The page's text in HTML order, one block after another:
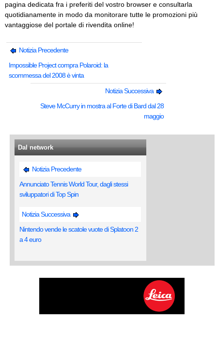
pagina dedicata fra i preferiti del vostro browser e consultarla
quotidianamente in modo da monitorare tutte le promozioni più
vantaggiose del portale di rivendita online!
Notizia Precedente
Impossible Project compra Polaroid: la
scommessa del 2008 è vinta
Notizia Successiva
Steve McCurry in mostra al Forte di Bard dal 28
maggio
Dal network
Notizia Precedente
Annunciato Tennis World Tour, dagli stessi
sviluppatori di Top Spin
Notizia Successiva
Nintendo vende le scatole vuote di Splatoon 2
a 4 euro